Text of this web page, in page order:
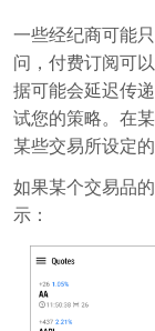
一些经纪商可能
问，付费订阅可
据可能会延迟传
试您的策略。在
某些交易所设定的
如果某个交易品
示：